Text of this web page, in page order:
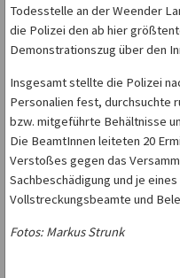
Todesstelle an der Weender
die Polizei den ab hier
Demonstrationszug über den
Insgesamt stellte die Polizei
Personalien fest, durchsuchte
bzw. mitgeführte Behältnisse
Die BeamtInnen leiteten 20
Verstoßes gegen das
Sachbeschädigung und je
Vollstreckungsbeamte und
Fotos: Markus Strunk